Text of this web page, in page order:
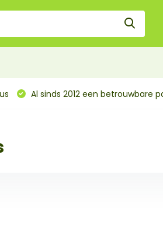
Al sinds 2012 een betrouwbare